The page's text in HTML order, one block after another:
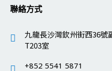
聯絡方式
九龍長沙灣欽州街西36號
T203室
+852 5541 5871